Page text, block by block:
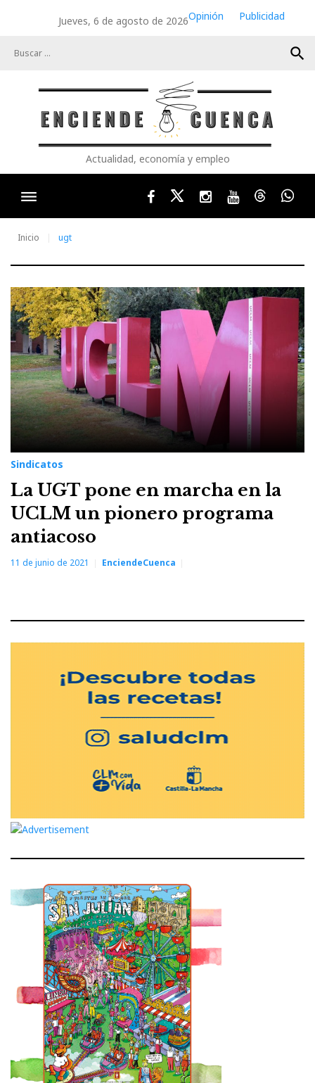
Jueves, 6 de agosto de 2026Opinión
Publicidad
search
Actualidad, economía y empleo
FacebookTwitterInstagram
YoutubeThreads
Inicio ugt
Etiqueta:
ugt
Sindicatos
La UGT pone en marcha en la
UCLM un pionero programa
antiacoso
11 de junio de 2021 EnciendeCuenca